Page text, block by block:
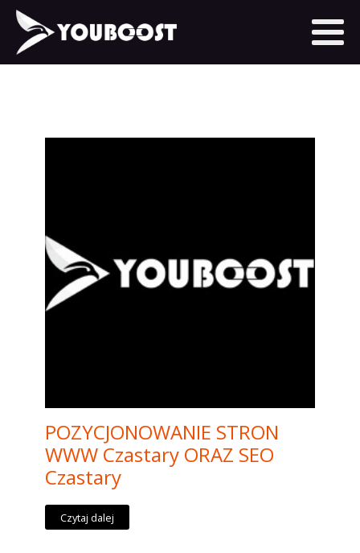
POZYCJONOWANIE STRON
WWW Czastary ORAZ SEO
Czastary
Czytaj dalej